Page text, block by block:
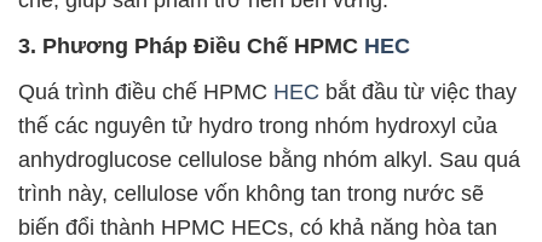
3. Phương Pháp Điều Chế HPMC HEC
Quá trình điều chế HPMC HEC bắt đầu từ việc thay
thế các nguyên tử hydro trong nhóm hydroxyl của
anhydroglucose cellulose bằng nhóm alkyl. Sau quá
trình này, cellulose vốn không tan trong nước sẽ
biến đổi thành HPMC HECs, có khả năng hòa tan